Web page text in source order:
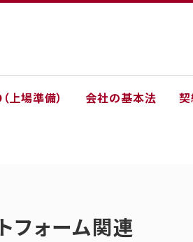
上場準備） 会社の基本法 契
フォーム関連